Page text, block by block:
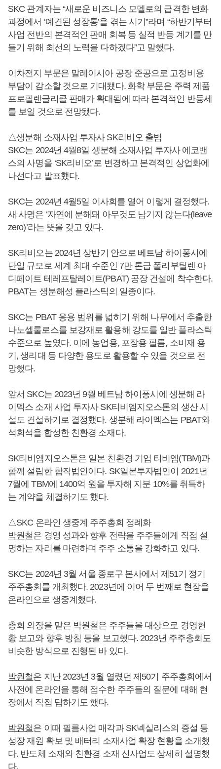
SKC 관계자는 “새로운 비즈니스 모델로의 급격한 변화
과정에서 ‘예견된 성장통’을 겪는 시기”라며 “하반기부터
사업 전반의 본격적인 판매 회복 등 실적 반등 계기를 만
들기 위해 최선의 노력을 다하겠다”고 말했다.
이차전지 부문은 말레이시아 공장 준공으로 고정비용
부담이 감소할 것으로 기대됐다. 화학 부문은 주력 제품
프로필렌글리콜 판매가 확대됨에 따라 본격적인 반등세
를 보일 것으로 전망됐다.
△생분해 소재사업 투자사 SK리비오 출범
SKC는 2024년 4월8일 생분해 소재사업 투자사 에코밴
스의 사명을 ‘SK리비오’로 변경하고 본격적인 상업화에
나선다고 발표했다.
SKC는 2024년 4월5일 이사회를 열어 이렇게 결정했다.
새 사명은 ‘자연에 분해돼 아무것도 남기지 않는다(leave
zero)’라는 뜻을 갖고 있다.
SK리비오는 2024년 상반기 안으로 베트남 하이퐁시에
단일 규모로 세계 최대 수준인 7만 톤급 폴리부틸렌 아
디페이트 테레프탈레이트(PBAT) 공장 건설에 착수한다.
PBAT는 생분해성 플라스틱의 일종이다.
SKC는 PBAT 응용 범위를 넓히기 위해 나무에서 추출한
나노셀룰로스를 보강재로 활용해 강도를 일반 플라스틱
수준으로 높였다. 이에 농업용, 포장용 필름, 소비재 용
기, 생리대 등 다양한 용도로 활용할 수 있을 것으로 전
망했다.
앞서 SKC는 2023년 9월 베트남 하이퐁시에 생분해 라
이멕스 소재 사업 투자사 SK티비엠지오스톤의 생산 시
설도 건설하기로 결정했다. 생분해 라이멕스는 PBAT와
석회석을 합성한 친환경 소재다.
SK티비엠지오스톤은 일본 친환경 기업 티비엠(TBM)과
함께 설립한 합작법인이다. SK일본투자법인이 2021년
7월에 TBM에 1400억 원을 투자해 지분 10%를 취득하
는 계약을 체결하기도 했다.
△SKC 온라인 생중계 주주총회 정례화
박원철은 경영 성과와 향후 전략을 주주들에게 직접 설
명하는 자리를 마련하며 주주 소통을 강화하고 있다.
SKC는 2024년 3월 서울 종로구 본사에서 제51기 정기
주주총회를 개최했다. 2023년에 이어 두 번째로 현장을
온라인으로 생중계했다.
총회 의장을 맡은 박원철은 주주들을 대상으로 경영현
황 보고와 향후 방침 등을 보고했다. 2023년 주주총회도
비슷한 방식으로 진행된 바 있다.
박원철은 지난 2023년 3월 열렸던 제50기 주주총회에서
사전에 온라인을 통해 접수한 주주들의 질문에 대해 현
장에서 직접 답하기도 했다.
박원철은 이때 필름사업 매각과 SK넥실리스의 증설 등
성장 재원 확보 및 배터리 소재사업 확장 현황을 소개했
다. 반도체 소재와 친환경 소재 신사업도 상세히 설명했
다.